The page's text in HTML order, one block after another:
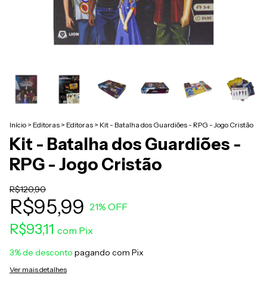
Início > Editoras > Editoras > Kit - Batalha dos Guardiões - RPG - Jogo Cristão
Kit - Batalha dos Guardiões -
RPG - Jogo Cristão
R$120,90
R$95,99 21% OFF
R$93,11 com Pix
3% de desconto pagando com Pix
Ver mais detalhes